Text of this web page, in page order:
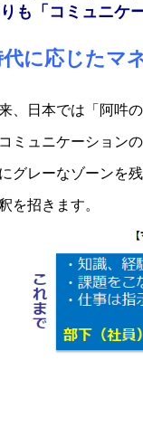
も「コミュニケ
代に応じたマ
、日本では「阿吽
ミュニケーション
グレーなゾーンを
を招きます。